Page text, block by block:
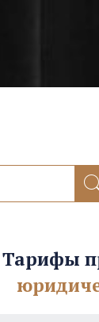
Тарифы